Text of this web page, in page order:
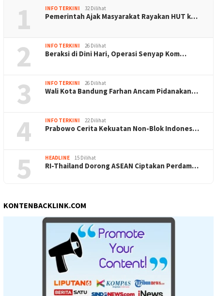
1 INFO TERKINI 32 Dilihat
Pemerintah Ajak Masyarakat Rayakan HUT k…
2 INFO TERKINI 26 Dilihat
Beraksi di Dini Hari, Operasi Senyap Kom…
3 INFO TERKINI 26 Dilihat
Wali Kota Bandung Farhan Ancam Pidanakan…
4 INFO TERKINI 22 Dilihat
Prabowo Cerita Kekuatan Non-Blok Indones…
5 HEADLINE 15 Dilihat
RI-Thailand Dorong ASEAN Ciptakan Perdam…
KONTENBACKLINK.COM